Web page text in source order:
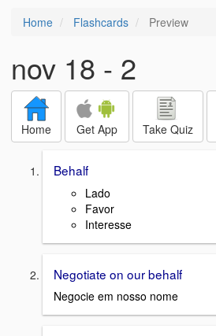
Home Flashcards Preview
nov 18 - 2
Home Get App Take Quiz
Behalf
Lado
Favor
Interesse
Negotiate on our behalf
Negocie em nosso nome